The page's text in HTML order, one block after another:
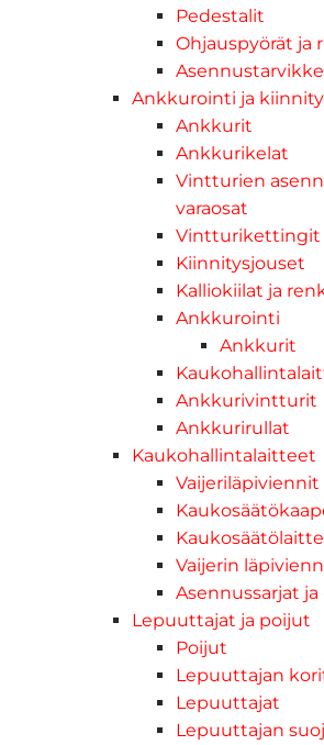
Pedestalit
Ohjauspyörät ja
Ankkurointi ja
Ankkurit
Ankkurikelat
Vintturien
varaosat
Vintturikettingit
Kiinnitysjouset
Kalliokiilat ja
Ankkurointi
Ankkurit
Ankkurivintturit
Ankkurirullat
Kaukohallintalaitteet
Vaijeriläpiviennit
Vaijerin
Asennussarjat
Lepuuttajat ja poijut
Poijut
Lepuuttajan
Lepuuttajat
Lepuuttajan